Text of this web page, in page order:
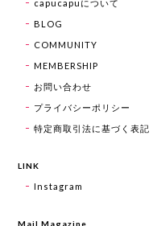
capucapuについて
BLOG
COMMUNITY
MEMBERSHIP
お問い合わせ
プライバシーポリシー
特定商取引法に基づく表記
LINK
Instagram
Mail Magazine